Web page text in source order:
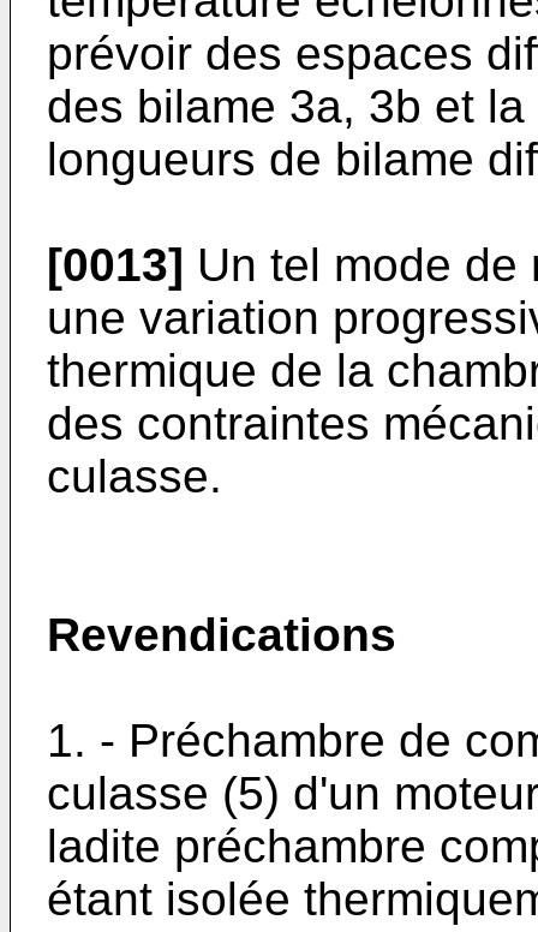
prévoir des espaces
des bilame 3a, 3b et
longueurs de bilame
[0013] Un tel mode de
une variation
thermique de la
des contraintes
culasse.
Revendications
1. - Préchambre de
culasse (5) d'un
ladite préchambre
étant isolée